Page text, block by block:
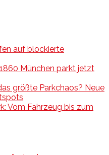
auf blockierte
München parkt jetzt
größte Parkchaos? Neue
Vom Fahrzeug bis zum